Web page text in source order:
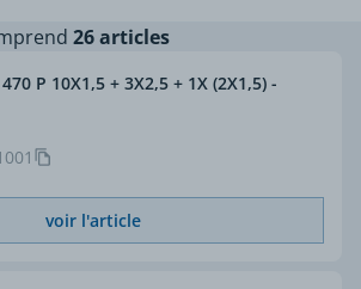
26 articles
P 10X1,5 + 3X2,5 + 1X (2X1,5) -
voir l'article